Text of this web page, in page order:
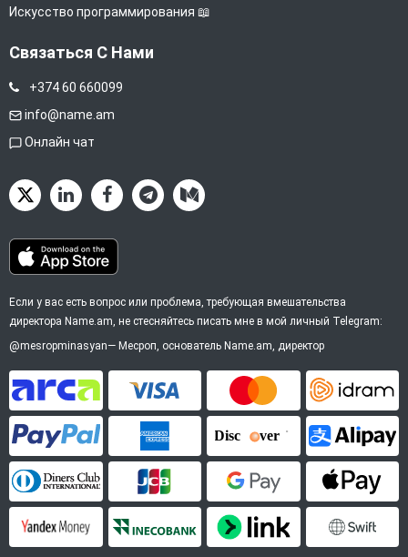
Искусство программирования 📖
Связаться С Нами
+374 60 660099
info@name.am
Онлайн чат
Если у вас есть вопрос или проблема, требующая вмешательства
директора Name.am, не стесняйтесь писать мне в мой личный Telegram:
@mesropminasyan— Месроп, основатель Name.am, директор
ArCa Visa Mastercard Idram
PayPal American ExpressDiscover Alipay
Diners Club JCB Google Pay Apple
YooMoney InecoBank Link by Stripe SWIFT